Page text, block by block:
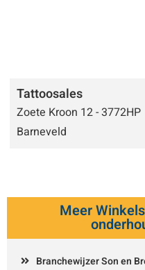
Tattoosales
Zoete Kroon 12 - 3772HP
Barneveld
Meer
Branchewijzer Son en